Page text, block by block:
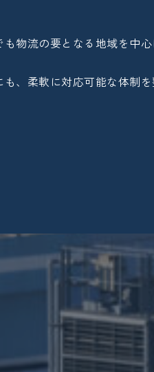
物流の要となる地域を中
、柔軟に対応可能な体制